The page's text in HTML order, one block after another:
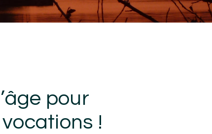
pour
!